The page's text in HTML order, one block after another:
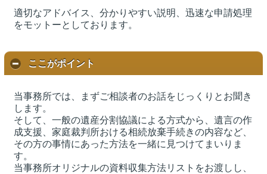
適切なアドバイス、分かりやすい説明、迅速な申請処理
をモットーとしております。
ここがポイント
当事務所では、まずご相談者のお話をじっくりとお聞き
します。
そして、一般の遺産分割協議による方式から、遺言の作
成支援、家庭裁判所おける相続放棄手続きの内容など、
その方の事情にあった方法を一緒に見つけてまいりま
す。
当事務所オリジナルの資料収集方法リストをお渡しし、